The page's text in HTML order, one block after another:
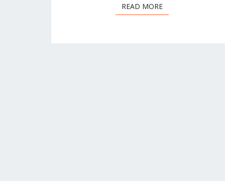
READ MOREREAD MORE